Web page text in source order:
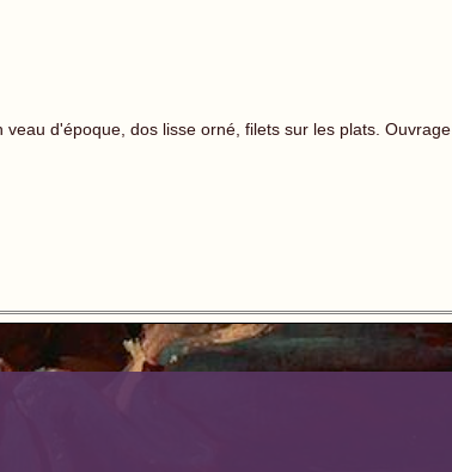
d'époque, dos lisse orné, filets sur les plats. Ouvrage